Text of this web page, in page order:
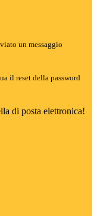
un messaggio
il reset della password
di posta elettronica!